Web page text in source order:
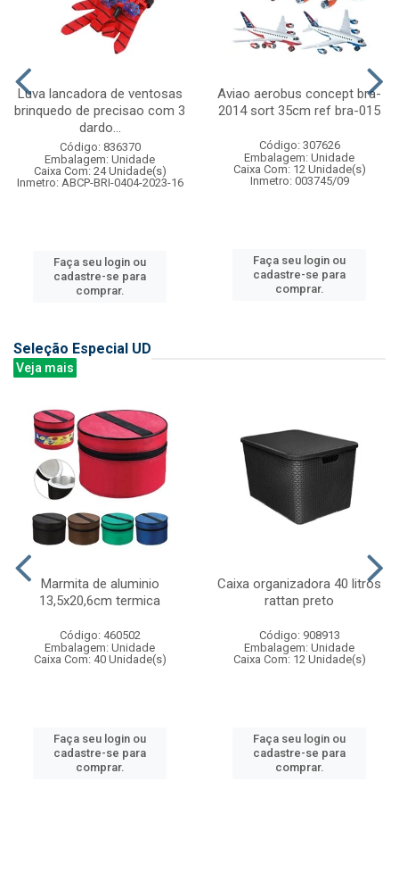
Luva lancadora de ventosas
brinquedo de precisao com 3
dardo...
Código: 836370
Embalagem: Unidade
Caixa Com: 24 Unidade(s)
Inmetro: ABCP-BRI-0404-2023-16
Faça seu login ou
cadastre-se para
comprar.
Aviao aerobus concept bra-
2014 sort 35cm ref bra-015
Código: 307626
Embalagem: Unidade
Caixa Com: 12 Unidade(s)
Inmetro: 003745/09
Faça seu login ou
cadastre-se para
comprar.
Seleção Especial UD
Veja mais
Marmita de aluminio
13,5x20,6cm termica
Código: 460502
Embalagem: Unidade
Caixa Com: 40 Unidade(s)
Faça seu login ou
cadastre-se para
comprar.
Caixa organizadora 40 litros
rattan preto
Código: 908913
Embalagem: Unidade
Caixa Com: 12 Unidade(s)
Faça seu login ou
cadastre-se para
comprar.